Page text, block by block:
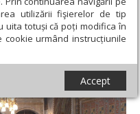
utilizării fişierelor de tip
uita totuși că poți modifica în
cookie urmând instrucțiunile
Accept
„Înălțarea